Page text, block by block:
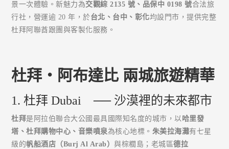
景一次體驗。新魅力為交觀綜 2135 號、品保中 0198 號合法旅
行社，營運逾 20 年，於台北、台中、彰化均設門市，提供完整
杜拜阿聯酋跟團與客製化服務。
杜拜‧阿布達比 兩城旅遊精華
1. 杜拜 Dubai ── 沙漠裡的未來都市
杜拜是阿拉伯聯合大公國最具國際知名度的城市，以 哈里發
塔、杜拜購物中心、音樂噴泉為核心地標。 朱美拉海灘有七星
級的帆船酒店（Burj Al Arab）與棕櫚島；老城區德拉